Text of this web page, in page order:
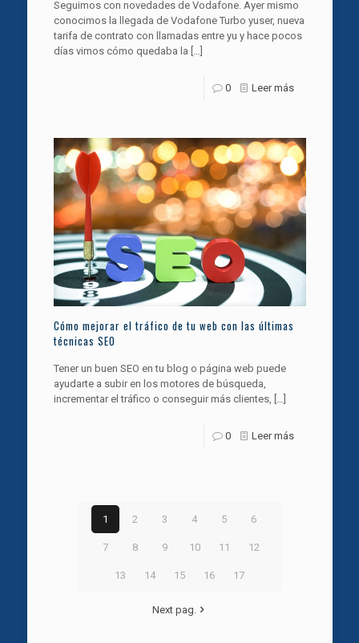
Seguimos con novedades de Vodafone. Ayer mismo
conocimos la llegada de Vodafone Turbo yuser, nueva
tarifa de contrato con llamadas entre yu y hace pocos
días vimos cómo quedaba la […]
0 Leer más
Cómo mejorar el tráfico de tu web con las últimas
técnicas SEO
Tener un buen SEO en tu blog o página web puede
ayudarte a subir en los motores de búsqueda,
incrementar el tráfico o conseguir más clientes, […]
0 Leer más
1 2 3 4 5 6
7 8 9 10 11 12
13 14 15 16 17
Next pag.